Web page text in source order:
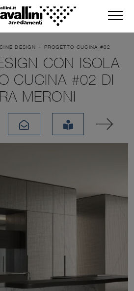
DESIGN - PROGETTO CUCINA #02
CON ISOLA
CUCINA #02 DI
MERONI